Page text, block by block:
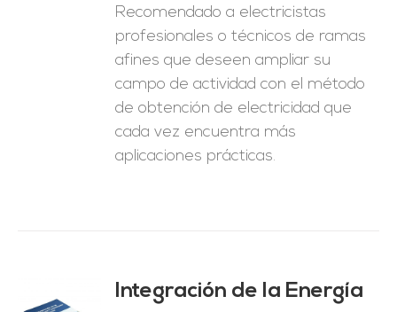
Recomendado a electricistas
profesionales o técnicos de ramas
afines que deseen ampliar su
campo de actividad con el método
de obtención de electricidad que
cada vez encuentra más
aplicaciones prácticas.
Integración de la Energía